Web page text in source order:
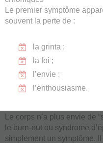
Le premier symptôme
souvent la perte de :
la grinta ;
la foi ;
l’envie ;
l’enthousiasme.
Le corps n’a plus envie de
le burn-out ou syndrome
simplement un symptôme.